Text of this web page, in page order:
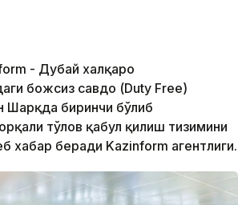
- Дубай халқаро
божсиз савдо (Duty Free)
Шарқда биринчи бўлиб
тўлов қабул қилиш тизимини
хабар беради Kazinform агентлиги.